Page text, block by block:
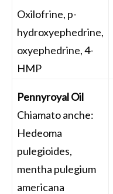
Oxilofrine, p-
hydroxyephedrine,
oxyephedrine, 4-
HMP
Pennyroyal Oil
Chiamato anche:
Hedeoma
pulegioides,
mentha pulegium
americana